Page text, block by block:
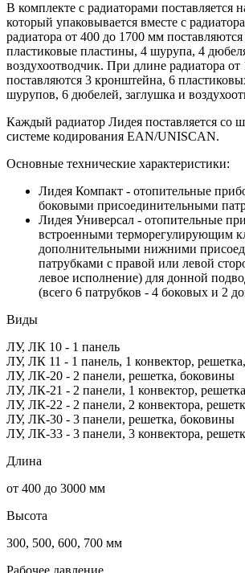
В комплекте с радиаторами поставляется
который упаковывается вместе с
радиатора от 400 до 1700 мм
пластиковые пластины, 4 шурупа, 4
воздухоотводчик. При длине радиатора
поставляются 3 кронштейна, 6
шурупов, 6 дюбелей, заглушка и
Каждый радиатор Лидея поставляется со
системе кодирования EAN/UNISCAN.
Основные технические характеристики:
Лидея Компакт - отопительные
боковыми присоединительными
Лидея Универсал - отопительные
встроенными терморегулирующим
дополнительными нижними
патрубками с правой или левой
левое исполнение) для донной
(всего 6 патрубков - 4 боковых и 2
Виды
ЛУ, ЛК 10 - 1 панель
ЛУ, ЛК 11 - 1 панель, 1 конвектор,
ЛУ, ЛК-20 - 2 панели, решетка, боковины
ЛУ, ЛК-21 - 2 панели, 1 конвектор,
ЛУ, ЛК-22 - 2 панели, 2 конвектора,
ЛУ, ЛК-30 - 3 панели, решетка, боковины
ЛУ, ЛК-33 - 3 панели, 3 конвектора,
Длина
от 400 до 3000 мм
Высота
300, 500, 600, 700 мм
Рабочее давление